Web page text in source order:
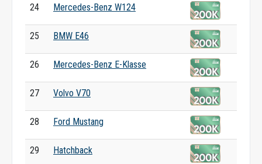
24 Mercedes-Benz W124
25 BMW E46
26 Mercedes-Benz E-Klasse
27 Volvo V70
28 Ford Mustang
29 Hatchback